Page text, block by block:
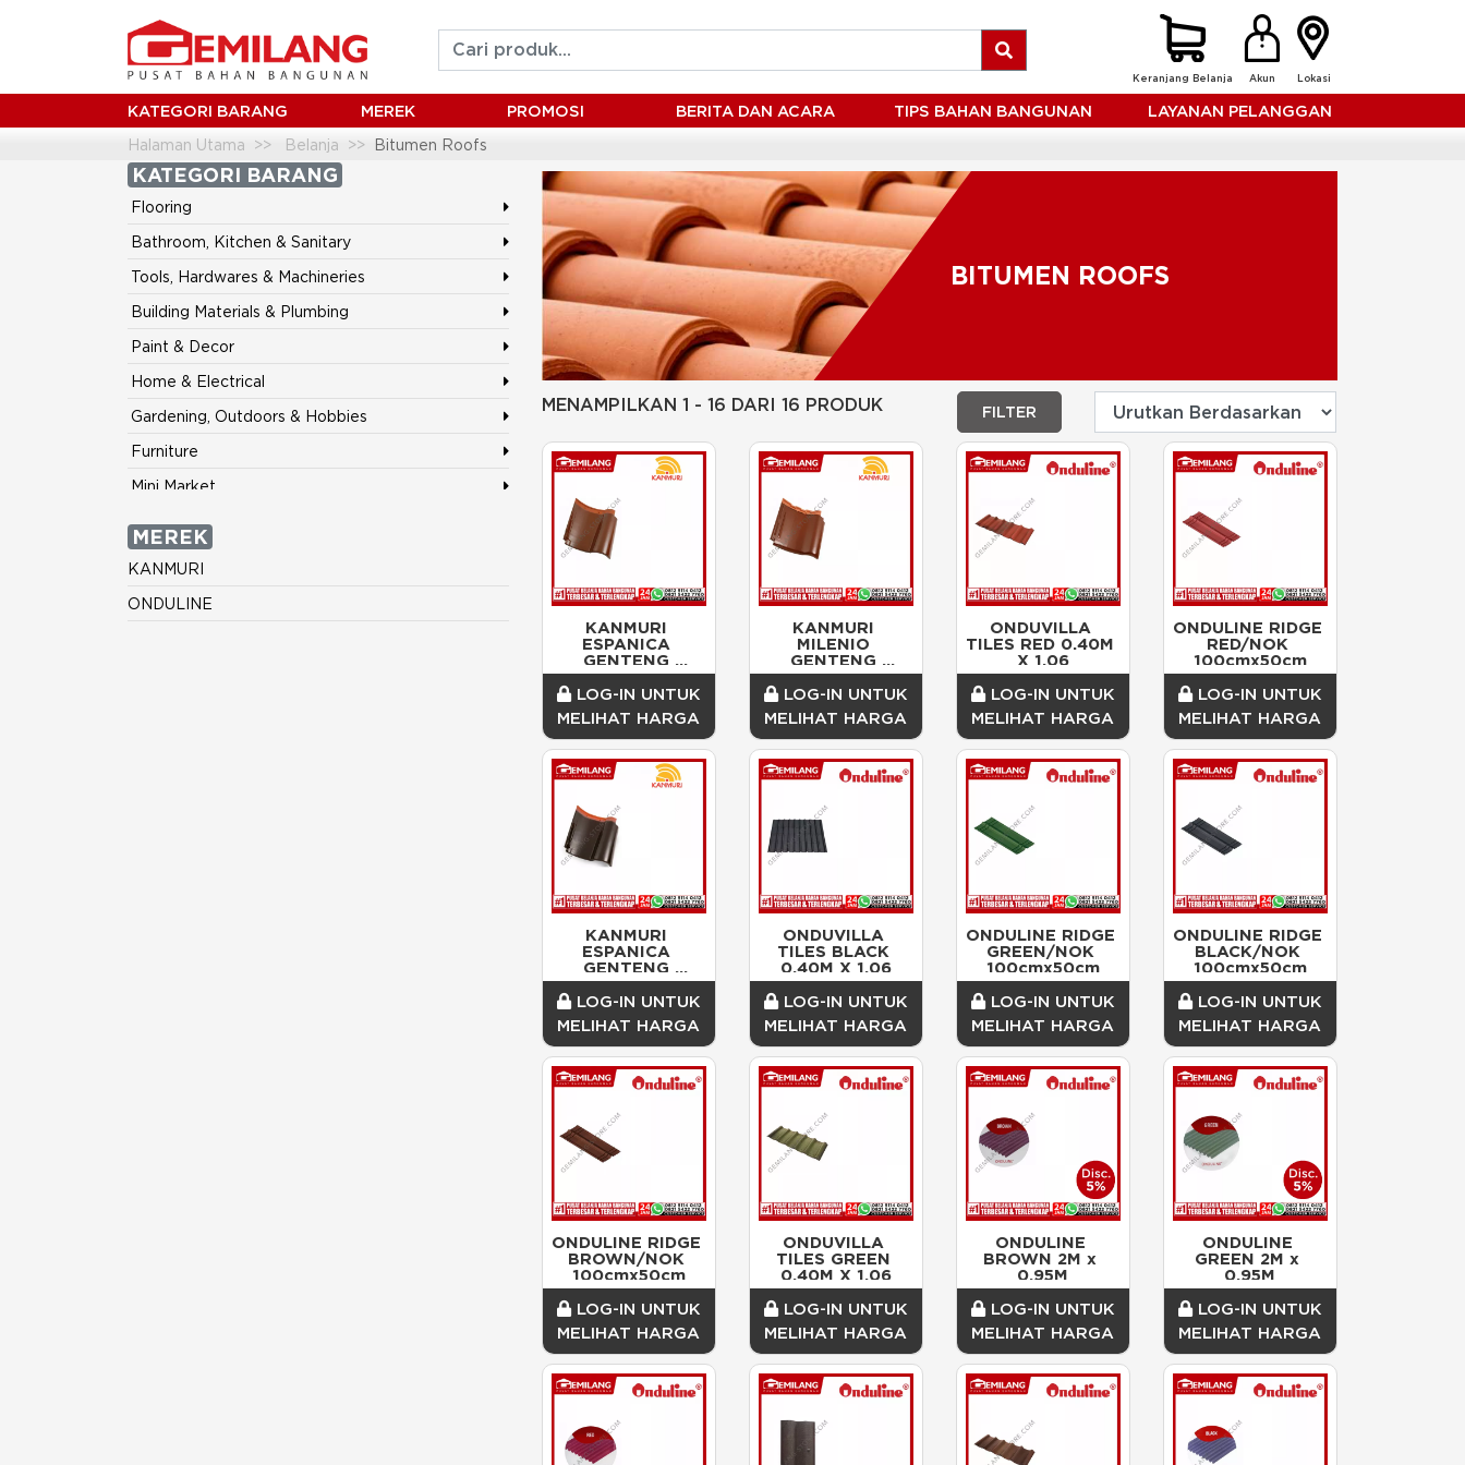
Keranjang Belanja Akun Lokasi
KATEGORI BARANG MEREK PROMOSI BERITA DAN ACARA TIPS BAHAN BANGUNAN LAYANAN PELANGGAN
Halaman Utama Belanja Bitumen Roofs
KATEGORI BARANG
Flooring
Bathroom, Kitchen & Sanitary
Tools, Hardwares & Machineries
Building Materials & Plumbing
Paint & Decor
Home & Electrical
Gardening, Outdoors & Hobbies
Furniture
Mini Market
MEREK
KANMURI
ONDULINE
BITUMEN ROOFS
MENAMPILKAN 1 - 16 DARI 16 PRODUK FILTER
KANMURI
ESPANICA
GENTENG
NATURAL KE 1
LOG-IN UNTUK
MELIHAT HARGA
KANMURI
MILENIO
GENTENG
NATURAL KM 1
LOG-IN UNTUK
MELIHAT HARGA
ONDUVILLA
TILES RED 0.40M
X 1.06
LOG-IN UNTUK
MELIHAT HARGA
ONDULINE RIDGE
RED/NOK
100cmx50cm
LOG-IN UNTUK
MELIHAT HARGA
KANMURI
ESPANICA
GENTENG
BROWN KE 1
LOG-IN UNTUK
MELIHAT HARGA
ONDUVILLA
TILES BLACK
0.40M X 1.06
LOG-IN UNTUK
MELIHAT HARGA
ONDULINE RIDGE
GREEN/NOK
100cmx50cm
LOG-IN UNTUK
MELIHAT HARGA
ONDULINE RIDGE
BLACK/NOK
100cmx50cm
LOG-IN UNTUK
MELIHAT HARGA
ONDULINE RIDGE
BROWN/NOK
100cmx50cm
LOG-IN UNTUK
MELIHAT HARGA
ONDUVILLA
TILES GREEN
0.40M X 1.06
LOG-IN UNTUK
MELIHAT HARGA
ONDULINE
BROWN 2M x
0.95M
LOG-IN UNTUK
MELIHAT HARGA
ONDULINE
GREEN 2M x
0.95M
LOG-IN UNTUK
MELIHAT HARGA